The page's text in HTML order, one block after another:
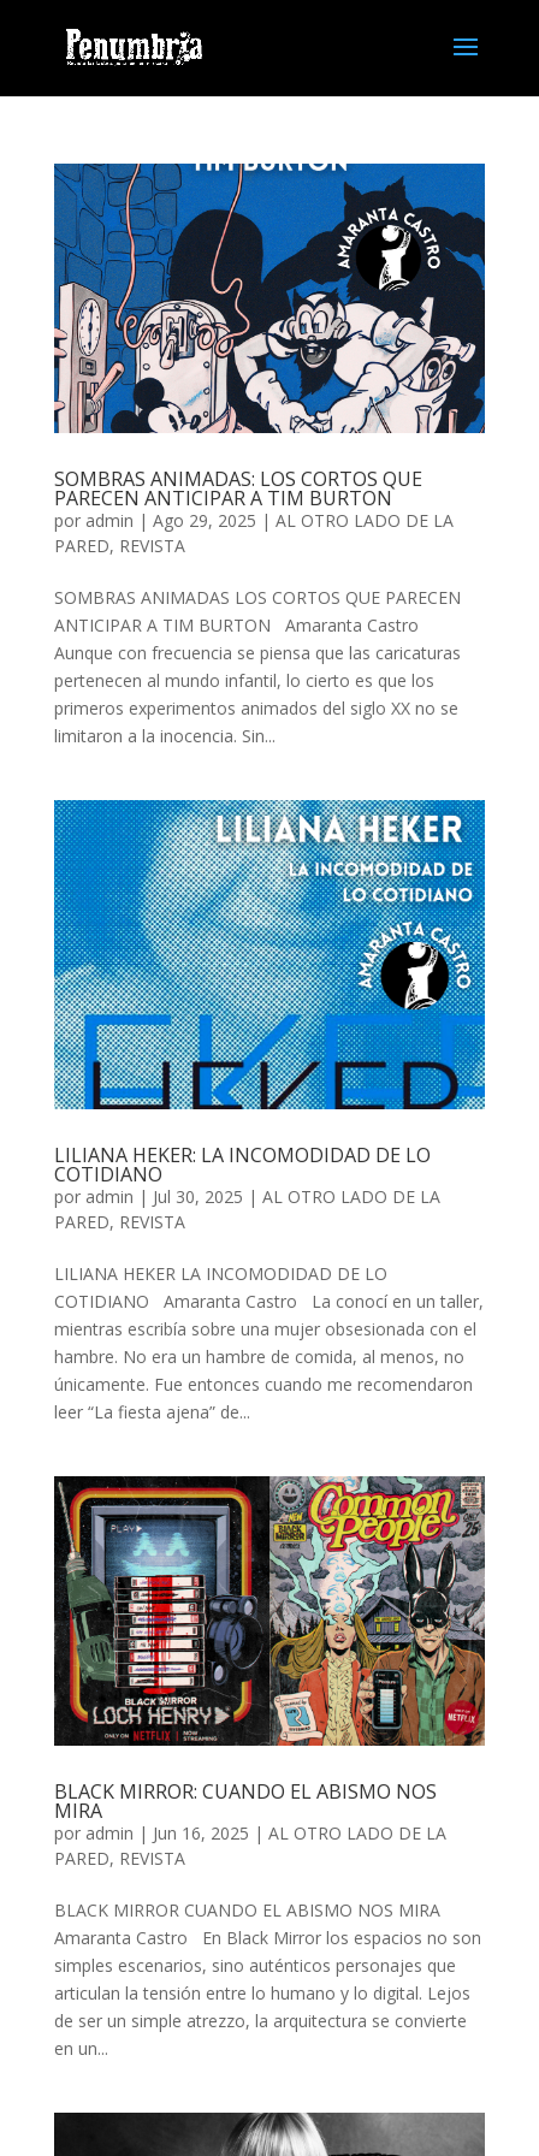
SOMBRAS ANIMADAS: LOS CORTOS QUE
PARECEN ANTICIPAR A TIM BURTON
por admin | Ago 29, 2025 | AL OTRO LADO DE LA
PARED, REVISTA
SOMBRAS ANIMADAS LOS CORTOS QUE PARECEN
ANTICIPAR A TIM BURTON Amaranta Castro
Aunque con frecuencia se piensa que las caricaturas
pertenecen al mundo infantil, lo cierto es que los
primeros experimentos animados del siglo XX no se
limitaron a la inocencia. Sin...
LILIANA HEKER: LA INCOMODIDAD DE LO
COTIDIANO
por admin | Jul 30, 2025 | AL OTRO LADO DE LA
PARED, REVISTA
LILIANA HEKER LA INCOMODIDAD DE LO
COTIDIANO Amaranta Castro La conocí en un taller,
mientras escribía sobre una mujer obsesionada con el
hambre. No era un hambre de comida, al menos, no
únicamente. Fue entonces cuando me recomendaron
leer “La fiesta ajena” de...
BLACK MIRROR: CUANDO EL ABISMO NOS
MIRA
por admin | Jun 16, 2025 | AL OTRO LADO DE LA
PARED, REVISTA
BLACK MIRROR CUANDO EL ABISMO NOS MIRA
Amaranta Castro En Black Mirror los espacios no son
simples escenarios, sino auténticos personajes que
articulan la tensión entre lo humano y lo digital. Lejos
de ser un simple atrezzo, la arquitectura se convierte
en un...